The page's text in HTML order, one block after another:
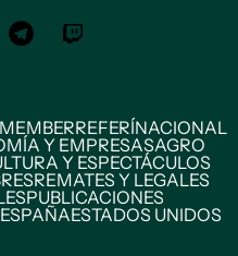
REFERÍNACIONAL
Y EMPRESASAGRO
Y ESPECTÁCULOS
REMATES Y LEGALES
PUBLICACIONES
ESPAÑAESTADOS UNIDOS